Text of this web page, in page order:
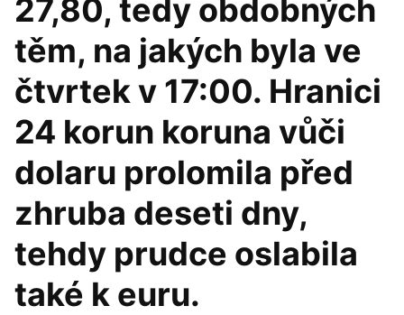
27,80, tedy obdobných
těm, na jakých byla ve
čtvrtek v 17:00. Hranici
24 korun koruna vůči
dolaru prolomila před
zhruba deseti dny,
tehdy prudce oslabila
také k euru.